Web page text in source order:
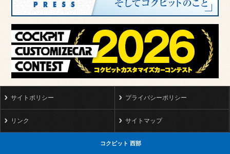
サイトポリシー プライバシーポリシー
リンク サイトマップ
コクピット 西部